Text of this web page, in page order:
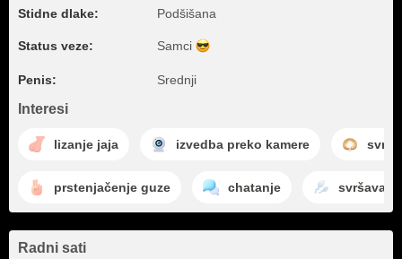
Stidne dlake: Podšišana
Status veze: Samci
Penis: Srednji
Interesi
lizanje jaja izvedba preko kamere
prstenjačenje guze chatanje
Radni sati